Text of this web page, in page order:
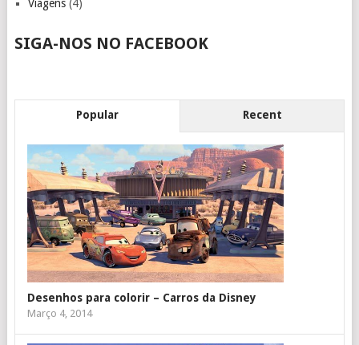
Viagens(4)
SIGA-NOS NO FACEBOOK
Popular Recent
Desenhos para colorir – Carros da Disney
Março 4, 2014